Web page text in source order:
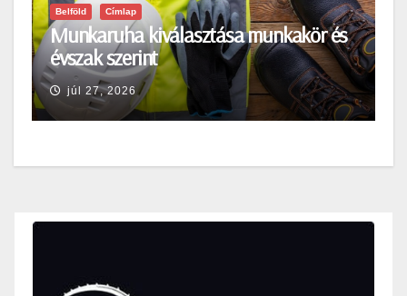
Belföld Címlap
Munkaruha kiválasztása munkakör és
évszak szerint
júl 27, 2026